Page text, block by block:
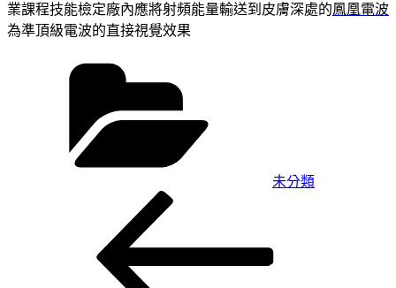
業課程技能檢定廠內應將射頻能量輸送到皮膚深處的鳳凰電波
為準頂級電波的直接視覺效果
未分類